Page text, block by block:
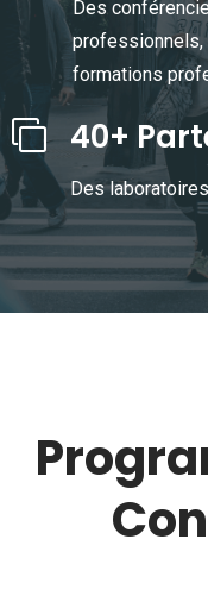
Des
professionnels,
formations
40+
Des